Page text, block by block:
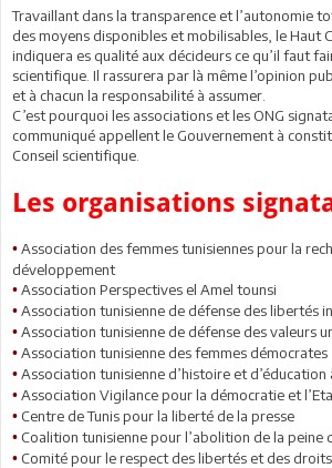
Travaillant dans la transparence et l’autonomie
des moyens disponibles et mobilisables, le Haut
indiquera es qualité aux décideurs ce qu’il faut
scientifique. Il rassurera par là même l’opinion
et à chacun la responsabilité à assumer.
C’est pourquoi les associations et les ONG
communiqué appellent le Gouvernement à
Conseil scientifique.
Les organisations
• Association des femmes tunisiennes pour la
développement
• Association Perspectives el Amel tounsi
• Association tunisienne de défense des libertés
• Association tunisienne de défense des valeurs
• Association tunisienne des femmes démocrates
• Association tunisienne d’histoire et
• Association Vigilance pour la démocratie et
• Centre de Tunis pour la liberté de la presse
• Coalition tunisienne pour l’abolition de la
• Comité pour le respect des libertés et des droits